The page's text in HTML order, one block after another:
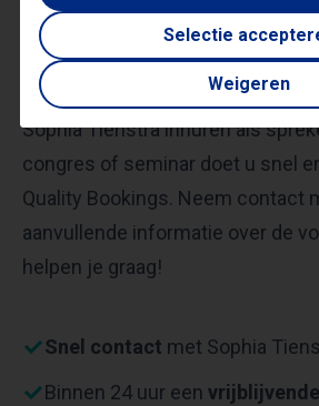
Meer informatie &
Sophia Tienstra inhuren als
congres of seminar doet u snel
Quality Bookings. Neem contact
aanvullende informatie over de
helpen je graag!
Snel contact met Sophia
Binnen 24 uur een
Selectie
Weigeren